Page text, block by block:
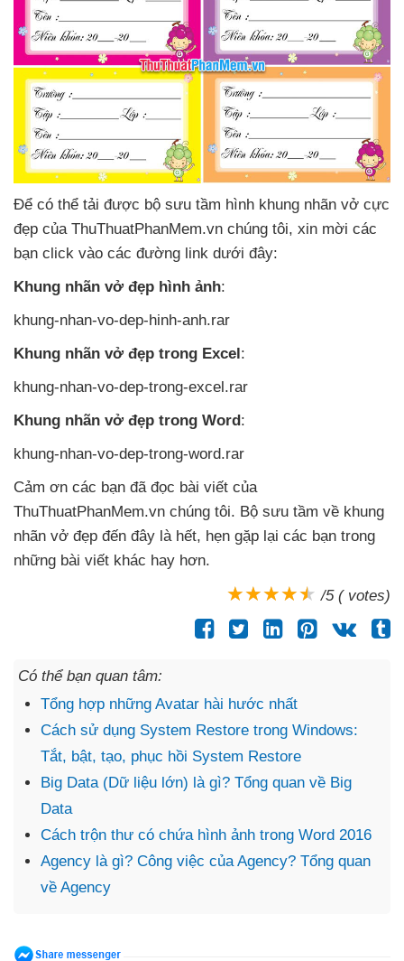
Để có thể tải được bộ sưu tầm hình khung nhãn vở cực
đẹp của ThuThuatPhanMem.vn chúng tôi, xin mời các
bạn click vào các đường link dưới đây:
Khung nhãn vở đẹp hình ảnh:
khung-nhan-vo-dep-hinh-anh.rar
Khung nhãn vở đẹp trong Excel :
khung-nhan-vo-dep-trong-excel.rar
Khung nhãn vở đẹp trong Word :
khung-nhan-vo-dep-trong-word.rar
Cảm ơn các bạn đã đọc bài viết của
ThuThuatPhanMem.vn chúng tôi. Bộ sưu tầm về khung
nhãn vở đẹp đến đây là hết, hẹn gặp lại các bạn trong
những bài viết khác hay hơn.
/5 ( votes)
Có thể bạn quan tâm:
Tổng hợp những Avatar hài hước nhất
Cách sử dụng System Restore trong Windows:
Tắt, bật, tạo, phục hồi System Restore
Big Data (Dữ liệu lớn) là gì? Tổng quan về Big
Data
Cách trộn thư có chứa hình ảnh trong Word 2016
Agency là gì? Công việc của Agency? Tổng quan
về Agency